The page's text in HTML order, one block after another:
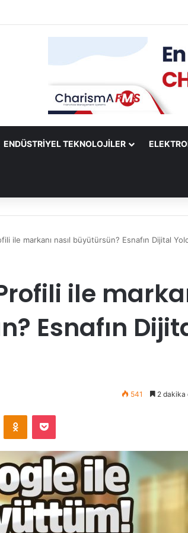
Mobile Uygulamasına Yeni Özellikler Ekliyor
ENDÜSTRIYEL TEKNOLOJILER
ile markanı nasıl büyütürsün? Esnafın Dijital
ile
Esnafın
541 2 dakika
Odnoklassniki
Pocket